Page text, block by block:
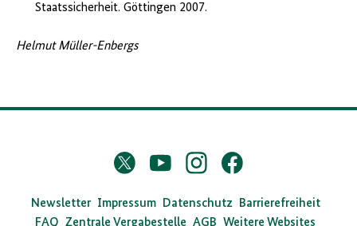
Staatssicherheit. Göttingen 2007.
Helmut Müller-Enbergs
D
s
Twitter
X
YouTubeInstagramFacebook
Newsletter Impressum Datenschutz
Barrierefreiheit
FAQ Zentrale Vergabestelle AGB Weitere Websites